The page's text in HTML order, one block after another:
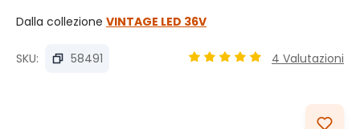
Dalla collezione VINTAGE LED 36V
SKU: 58491 4 Valutazioni